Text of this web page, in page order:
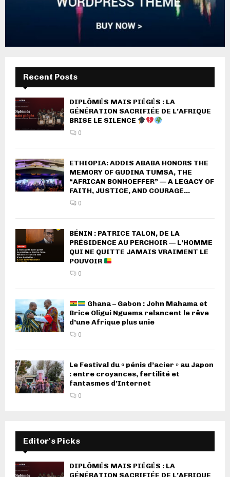
Recent Posts
DIPLÔMÉS MAIS PIÉGÉS : LA
GÉNÉRATION SACRIFIÉE DE L’AFRIQUE
BRISE LE SILENCE
0
ETHIOPIA: ADDIS ABABA HONORS THE
MEMORY OF GUDINA TUMSA, THE
“AFRICAN BONHOEFFER” — A LEGACY OF
FAITH, JUSTICE, AND COURAGE...
0
BÉNIN : PATRICE TALON, DE LA
PRÉSIDENCE AU PERCHOIR — L’HOMME
QUI NE QUITTE JAMAIS VRAIMENT LE
POUVOIR
0
Ghana – Gabon : John Mahama et
Brice Oligui Nguema relancent le rêve
d’une Afrique plus unie
0
Le Festival du « pénis d’acier » au Japon
: entre croyances, fertilité et
fantasmes d’Internet
0
Editor's Picks
DIPLÔMÉS MAIS PIÉGÉS : LA